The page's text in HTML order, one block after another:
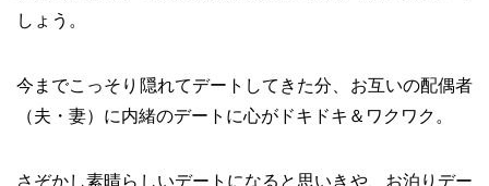
しょう。
今までこっそり隠れてデートしてきた分、お互いの配偶者
（夫・妻）に内緒のデートに心がドキドキ＆ワクワク。
さぞかし素晴らしいデートになると思いきや、お泊りデー